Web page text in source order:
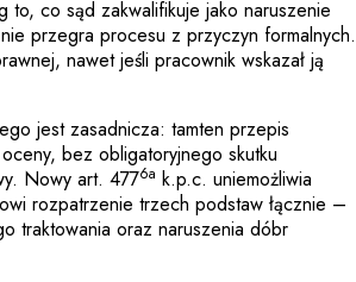
to, co sąd zakwalifikuje jako naruszenie
przegra procesu z przyczyn formalnych.
nawet jeśli pracownik wskazał ją
jest zasadnicza: tamten przepis
bez obligatoryjnego skutku
Nowy art. 4776a k.p.c. uniemożliwia
rozpatrzenie trzech podstaw łącznie –
traktowania oraz naruszenia dóbr